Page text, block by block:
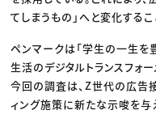
てしまうもの」へと変化するこ
ペンマークは「学生の一生を
生活のデジタルトランスフォ
今回の調査は、Z世代の広告
ィング施策に新たな示唆を与